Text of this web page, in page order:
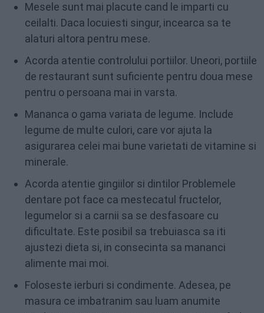
Mesele sunt mai placute cand le imparti cu
ceilalti. Daca locuiesti singur, incearca sa te
alaturi altora pentru mese.
Acorda atentie controlului portiilor. Uneori, portiile
de restaurant sunt suficiente pentru doua mese
pentru o persoana mai in varsta.
Mananca o gama variata de legume. Include
legume de multe culori, care vor ajuta la
asigurarea celei mai bune varietati de vitamine si
minerale.
Acorda atentie gingiilor si dintilor Problemele
dentare pot face ca mestecatul fructelor,
legumelor si a carnii sa se desfasoare cu
dificultate. Este posibil sa trebuiasca sa iti
ajustezi dieta si, in consecinta sa mananci
alimente mai moi.
Foloseste ierburi si condimente. Adesea, pe
masura ce imbatranim sau luam anumite